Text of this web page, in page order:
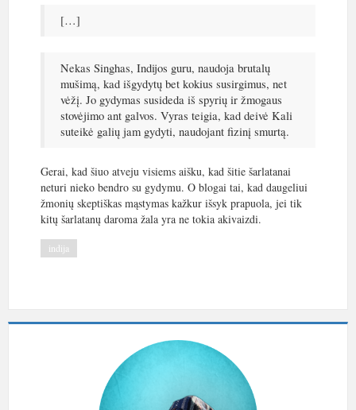
[…]
Nekas Singhas, Indijos guru, naudoja brutalų
mušimą, kad išgydytų bet kokius susirgimus, net
vėžį. Jo gydymas susideda iš spyrių ir žmogaus
stovėjimo ant galvos. Vyras teigia, kad deivė Kali
suteikė galių jam gydyti, naudojant fizinį smurtą.
Gerai, kad šiuo atveju visiems aišku, kad šitie šarlatanai
neturi nieko bendro su gydymu. O blogai tai, kad daugeliui
žmonių skeptiškas mąstymas kažkur išsyk prapuola, jei tik
kitų šarlatanų daroma žala yra ne tokia akivaizdi.
indija